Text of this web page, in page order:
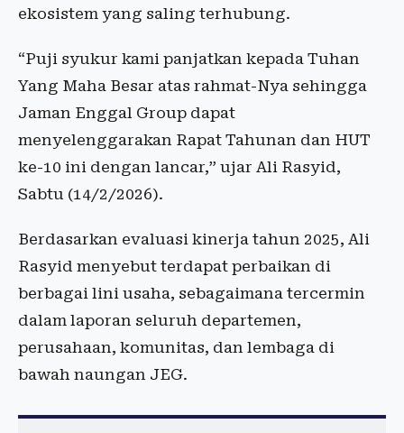
ekosistem yang saling terhubung.
“Puji syukur kami panjatkan kepada Tuhan
Yang Maha Besar atas rahmat-Nya sehingga
Jaman Enggal Group dapat
menyelenggarakan Rapat Tahunan dan HUT
ke-10 ini dengan lancar,” ujar Ali Rasyid,
Sabtu (14/2/2026).
Berdasarkan evaluasi kinerja tahun 2025, Ali
Rasyid menyebut terdapat perbaikan di
berbagai lini usaha, sebagaimana tercermin
dalam laporan seluruh departemen,
perusahaan, komunitas, dan lembaga di
bawah naungan JEG.